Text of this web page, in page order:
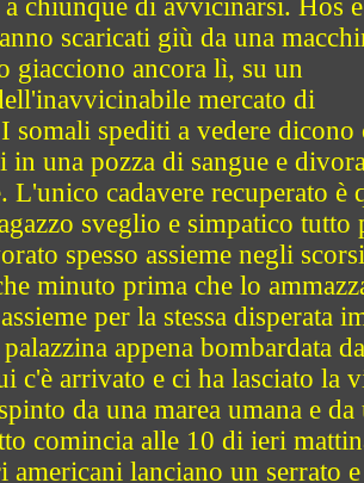
chiunque di avvicinarsi. Hos e
scaricati giù da una
giacciono ancora lì, su un
mercato di
somali spediti a vedere dicono
in una pozza di sangue e
L'unico cadavere recuperato è
sveglio e simpatico tutto
spesso assieme negli scorsi
minuto prima che lo
per la stessa disperata
appena bombardata
c'è arrivato e ci ha lasciato la
da una marea umana e da
comincia alle 10 di ieri
americani lanciano un serrato e